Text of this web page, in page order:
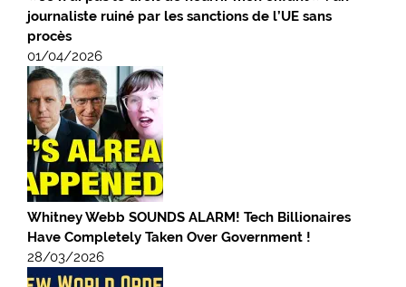
journaliste ruiné par les sanctions de l’UE sans
procès
01/04/2026
Whitney Webb SOUNDS ALARM! Tech Billionaires
Have Completely Taken Over Government !
28/03/2026